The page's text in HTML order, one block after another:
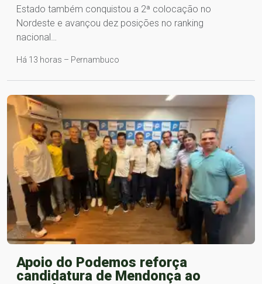
Estado também conquistou a 2ª colocação no
Nordeste e avançou dez posições no ranking
nacional…
Há 13 horas – Pernambuco
Apoio do Podemos reforça
candidatura de Mendonça ao